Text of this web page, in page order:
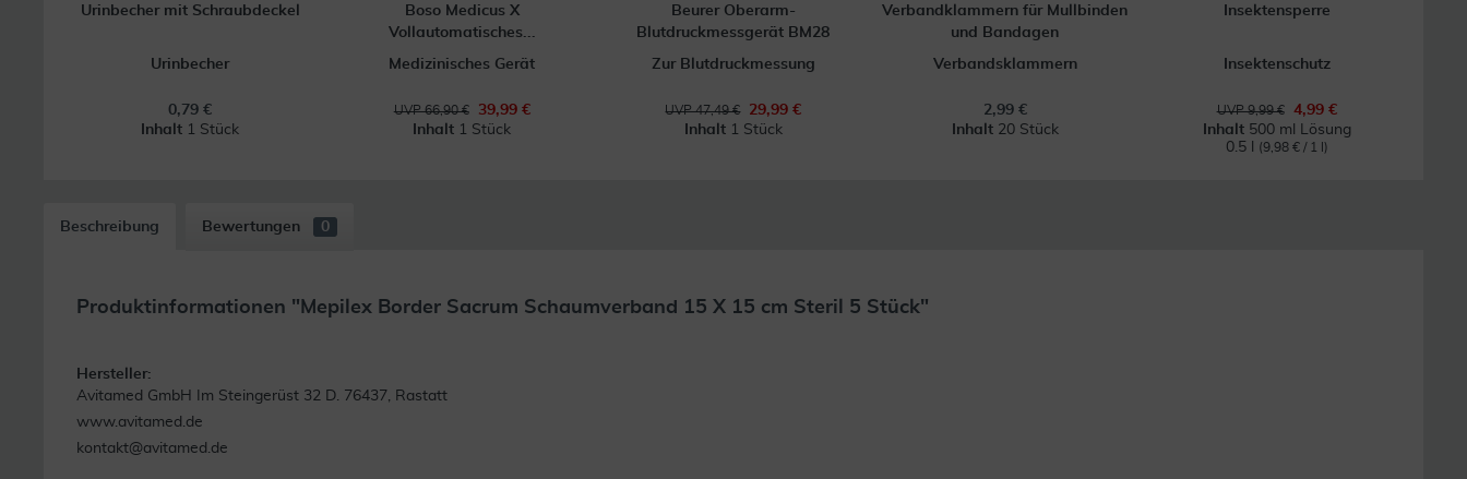
Urinbecher mit Schraubdeckel
Urinbecher
0,79 €
Inhalt 1 Stück
Boso Medicus X
Vollautomatisches...
Medizinisches Gerät
UVP 66,90 €
39,99 €
Inhalt 1 Stück
Beurer Oberarm-
Blutdruckmessgerät BM28
Zur Blutdruckmessung
UVP 47,49 €
29,99 €
Inhalt 1 Stück
Verbandklammern für Mullbinden
und Bandagen
Verbandsklammern
2,99 €
Inhalt 20 Stück
Insektensperre
Insektenschutz
UVP 9,99 €
4,99 €
Inhalt 500 ml Lösung
0.5 l
(9,98 € / 1 l)
Beschreibung Bewertungen 0
Produktinformationen "Mepilex Border Sacrum Schaumverband 15 X 15 cm Steril 5 Stück"
Weiterlesen
Hersteller:
Avitamed GmbH Im Steingerüst 32 D. 76437, Rastatt
www.avitamed.de
kontakt@avitamed.de